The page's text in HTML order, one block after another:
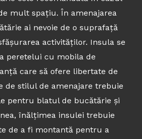
mult spațiu. În amenajarea
ai nevoie de o suprafață
activităților. Insula se
peretelui cu mobila de
care să ofere libertate de
de stilul de amenajare trebuie
pentru blatul de bucătărie și
înălțimea insulei trebuie
de a fi montantă pentru a